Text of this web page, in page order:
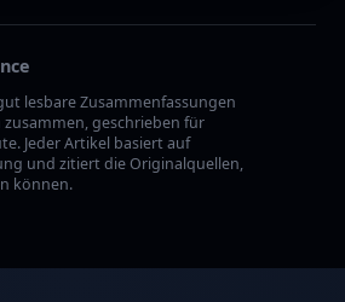
lesbare Zusammenfassungen
geschrieben für
Jeder Artikel basiert auf
und zitiert die Originalquellen,
können.